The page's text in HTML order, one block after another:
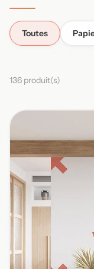
Toutes
136 produit(s)